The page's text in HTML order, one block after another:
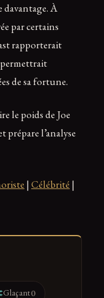
À
par certains
rapporterait
de sa fortune.
le poids de Joe
prépare l’analyse
| Célébrité |
Glaçant0